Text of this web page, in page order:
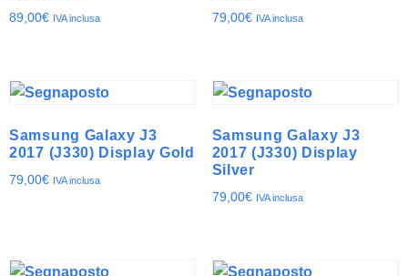
89,00€ IVA inclusa 79,00€ IVA inclusa
Samsung Galaxy J3
2017 (J330) Display Gold
79,00€ IVA inclusa
Samsung Galaxy J3
2017 (J330) Display
Silver
79,00€ IVA inclusa